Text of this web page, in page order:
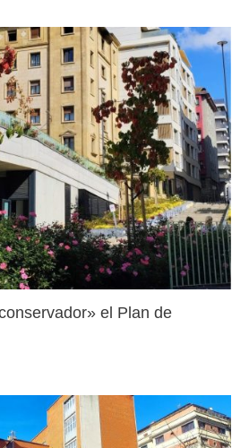
el Plan de